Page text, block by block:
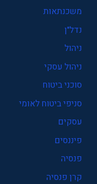
משכנתאות
נדל"ן
ניהול
ניהול עסקי
סוכני ביטוח
סניפי ביטוח לאומי
עסקים
פיננסים
פנסיה
קרן פנסיה